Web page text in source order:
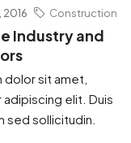
2016 Construction
Industry and
dolor sit amet,
elit. Duis
sed sollicitudin.